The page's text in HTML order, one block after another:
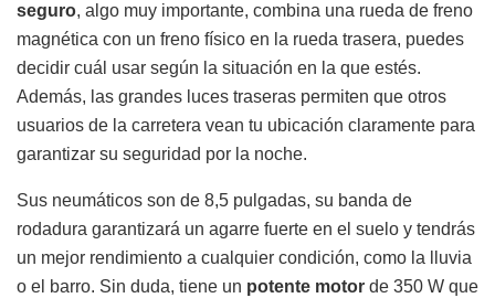
seguro, algo muy importante, combina una rueda de freno
magnética con un freno físico en la rueda trasera, puedes
decidir cuál usar según la situación en la que estés.
Además, las grandes luces traseras permiten que otros
usuarios de la carretera vean tu ubicación claramente para
garantizar su seguridad por la noche.
Sus neumáticos son de 8,5 pulgadas, su banda de
rodadura garantizará un agarre fuerte en el suelo y tendrás
un mejor rendimiento a cualquier condición, como la lluvia
o el barro. Sin duda, tiene un potente motor de 350 W que